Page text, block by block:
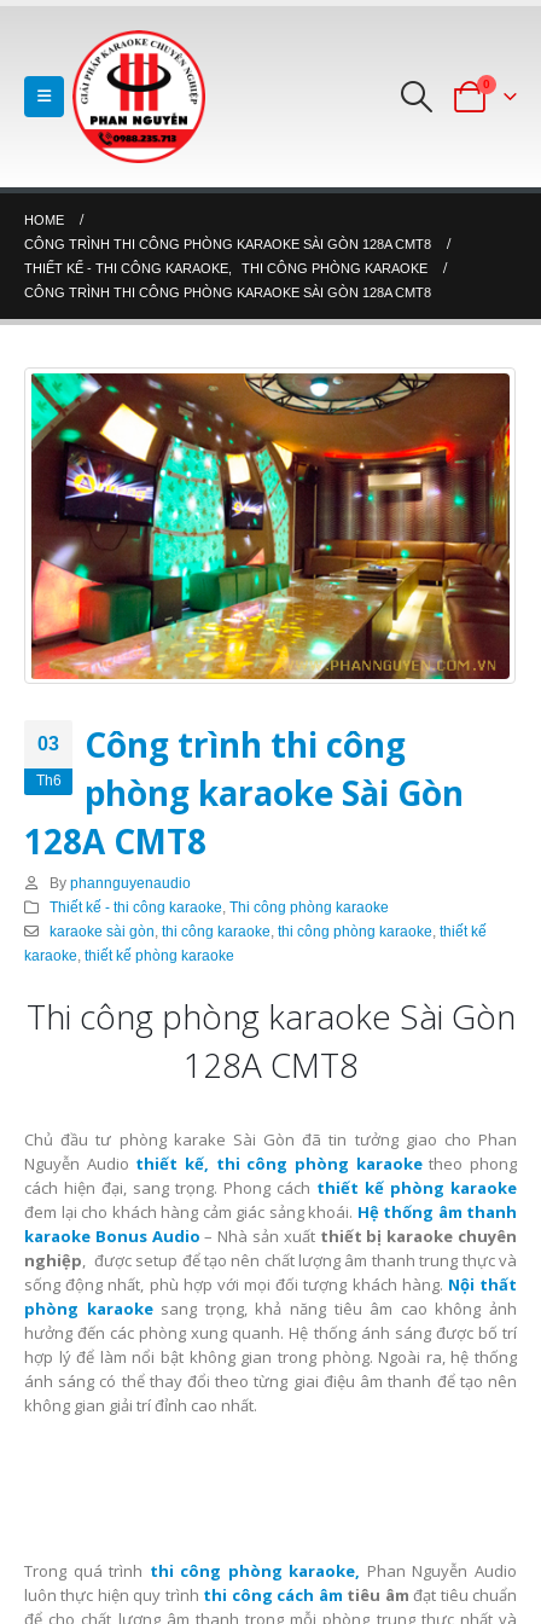
0
HOME
CÔNG TRÌNH THI CÔNG PHÒNG KARAOKE SÀI GÒN 128A CMT8
THIẾT KẾ - THI CÔNG KARAOKE
THI CÔNG PHÒNG KARAOKE
CÔNG TRÌNH THI CÔNG PHÒNG KARAOKE SÀI GÒN 128A CMT8
03
Th6
Công trình thi công
phòng karaoke Sài Gòn
128A CMT8
By phannguyenaudio
Thiết kế - thi công karaoke Thi công phòng karaoke
karaoke sài gòn thi công karaoke thi công phòng karaoke thiết kế
karaoke thiết kế phòng karaoke
Thi công phòng karaoke Sài Gòn
128A CMT8
Chủ đầu tư phòng karake Sài Gòn đã tin tưởng giao cho Phan
Nguyễn Audio thiết kế, thi công phòng karaoketheo phong
cách hiện đại, sang trọng. Phong cách thiết kế phòng karaoke
đem lại cho khách hàng cảm giác sảng khoái. Hệ thống âm thanh
karaoke Bonus Audio – Nhà sản xuất thiết bị karaoke chuyên
nghiệp, được setup để tạo nên chất lượng âm thanh trung thực và
sống động nhất, phù hợp với mọi đối tượng khách hàng. Nội thất
phòng karaokesang trọng, khả năng tiêu âm cao không ảnh
hưởng đến các phòng xung quanh. Hệ thống ánh sáng được bố trí
hợp lý để làm nổi bật không gian trong phòng. Ngoài ra, hệ thống
ánh sáng có thể thay đổi theo từng giai điệu âm thanh để tạo nên
không gian giải trí đỉnh cao nhất.
Trong quá trìnhthi công phòng karaoke,Phan Nguyễn Audio
luôn thực hiện quy trìnhthi công cách âm tiêu âmđạt tiêu chuẩn